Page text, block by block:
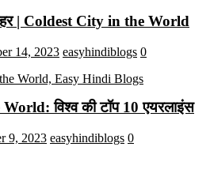
| Coldest City in the World
14, 2023 easyhindiblogs 0
विश्व की टॉप 10 एयरलाइंस
9, 2023 easyhindiblogs 0